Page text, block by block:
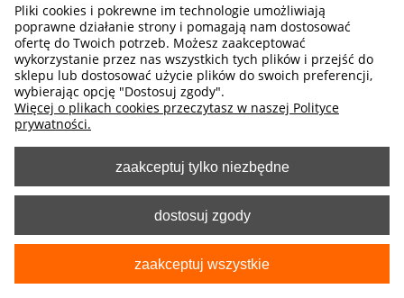
Kod produktu:2-0249-399-9650
Bluza robocza dzianinowa popielata z kapturem
189,40 zł
Pliki cookies i pokrewne im technologie umożliwiają
poprawne działanie strony i pomagają nam dostosować
ofertę do Twoich potrzeb. Możesz zaakceptować
wykorzystanie przez nas wszystkich tych plików i przejść do
sklepu lub dostosować użycie plików do swoich preferencji,
wybierając opcję "Dostosuj zgody".
Więcej o plikach cookies przeczytasz w naszej Polityce
prywatności.
zaakceptuj tylko niezbędne
dostosuj zgody
zaakceptuj wszystkie